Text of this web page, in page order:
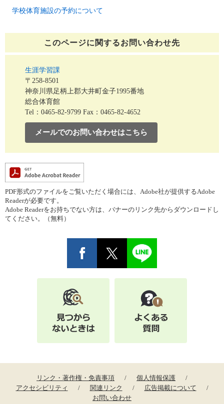
学校体育施設の予約について
このページに関するお問い合わせ先
生涯学習課
〒258-8501
神奈川県足柄上郡大井町金子1995番地
総合体育館
Tel：0465-82-9799 Fax：0465-82-4652
メールでのお問い合わせはこちら
PDF形式のファイルをご覧いただく場合には、Adobe社が提供するAdobe
Readerが必要です。
Adobe Readerをお持ちでない方は、バナーのリンク先からダウンロードし
てください。（無料）
リンク・著作権・免責事項
個人情報保護
アクセシビリティ
関連リンク
広告掲載について
お問い合わせ